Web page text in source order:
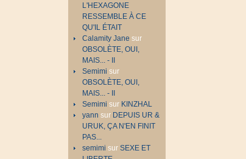
L'HEXAGONE
RESSEMBLE À CE
QU'IL ÉTAIT
Calamity Jane sur
OBSOLÈTE, OUI,
MAIS... - II
Semimi sur
OBSOLÈTE, OUI,
MAIS... - II
Semimi sur KINZHAL
yann sur DEPUIS UR &
URUK, ÇA N'EN FINIT
PAS...
semimi sur SEXE ET